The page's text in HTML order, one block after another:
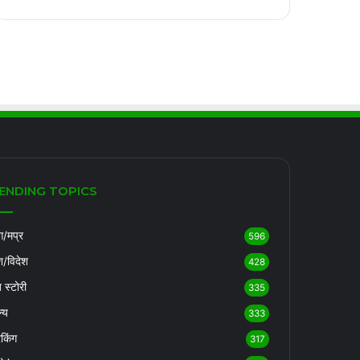
TOPICS
मप्र 596
विदेश 428
स्टोरी 335
333
317